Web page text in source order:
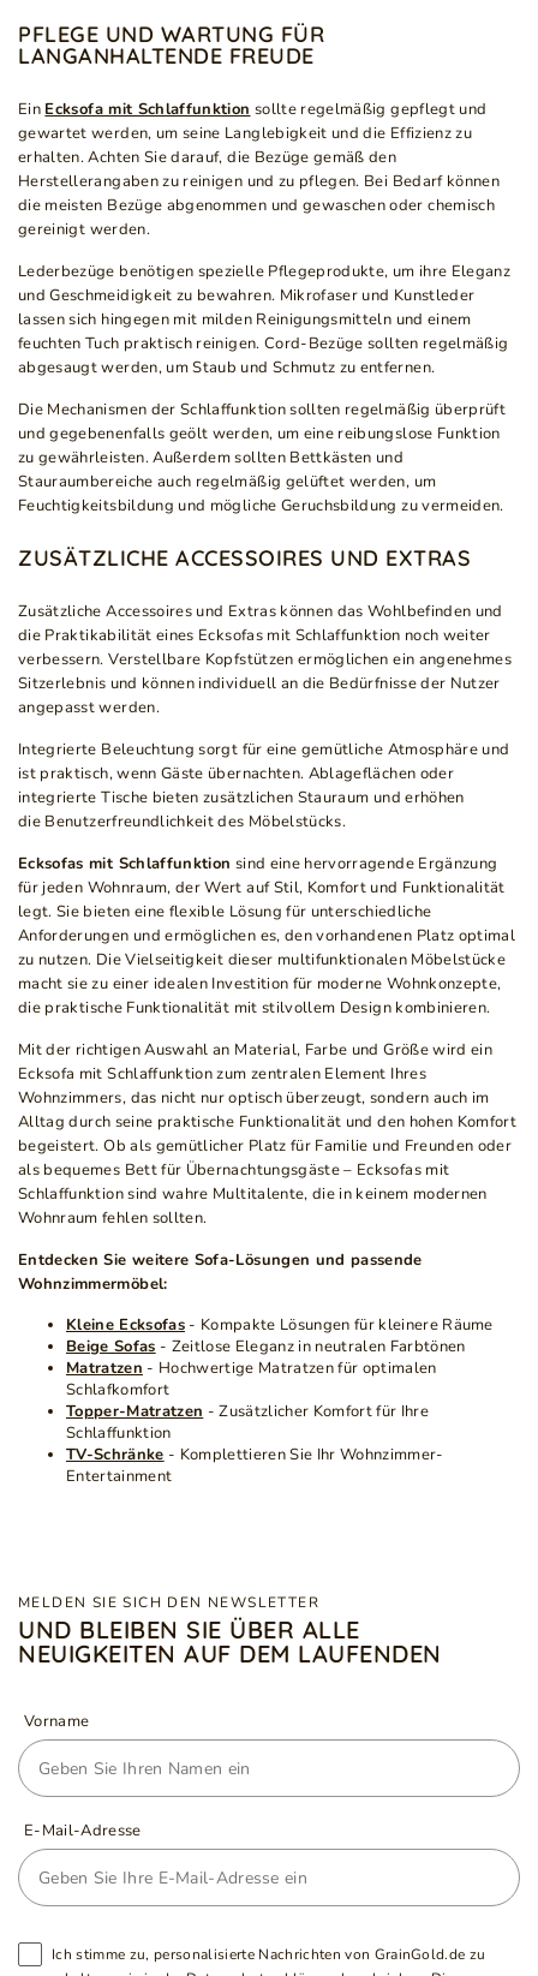
PFLEGE UND WARTUNG FÜR
LANGANHALTENDE FREUDE
Ein Ecksofa mit Schlaffunktion sollte regelmäßig gepflegt und
gewartet werden, um seine Langlebigkeit und die Effizienz zu
erhalten. Achten Sie darauf, die Bezüge gemäß den
Herstellerangaben zu reinigen und zu pflegen. Bei Bedarf können
die meisten Bezüge abgenommen und gewaschen oder chemisch
gereinigt werden.
Lederbezüge benötigen spezielle Pflegeprodukte, um ihre Eleganz
und Geschmeidigkeit zu bewahren. Mikrofaser und Kunstleder
lassen sich hingegen mit milden Reinigungsmitteln und einem
feuchten Tuch praktisch reinigen. Cord-Bezüge sollten regelmäßig
abgesaugt werden, um Staub und Schmutz zu entfernen.
Die Mechanismen der Schlaffunktion sollten regelmäßig überprüft
und gegebenenfalls geölt werden, um eine reibungslose Funktion
zu gewährleisten. Außerdem sollten Bettkästen und
Stauraumbereiche auch regelmäßig gelüftet werden, um
Feuchtigkeitsbildung und mögliche Geruchsbildung zu vermeiden.
ZUSÄTZLICHE ACCESSOIRES UND EXTRAS
Zusätzliche Accessoires und Extras können das Wohlbefinden und
die Praktikabilität eines Ecksofas mit Schlaffunktion noch weiter
verbessern. Verstellbare Kopfstützen ermöglichen ein angenehmes
Sitzerlebnis und können individuell an die Bedürfnisse der Nutzer
angepasst werden.
Integrierte Beleuchtung sorgt für eine gemütliche Atmosphäre und
ist praktisch, wenn Gäste übernachten. Ablageflächen oder
integrierte Tische bieten zusätzlichen Stauraum und erhöhen
die Benutzerfreundlichkeit des Möbelstücks.
Ecksofas mit Schlaffunktion sind eine hervorragende Ergänzung
für jeden Wohnraum, der Wert auf Stil, Komfort und Funktionalität
legt. Sie bieten eine flexible Lösung für unterschiedliche
Anforderungen und ermöglichen es, den vorhandenen Platz optimal
zu nutzen. Die Vielseitigkeit dieser multifunktionalen Möbelstücke
macht sie zu einer idealen Investition für moderne Wohnkonzepte,
die praktische Funktionalität mit stilvollem Design kombinieren.
Mit der richtigen Auswahl an Material, Farbe und Größe wird ein
Ecksofa mit Schlaffunktion zum zentralen Element Ihres
Wohnzimmers, das nicht nur optisch überzeugt, sondern auch im
Alltag durch seine praktische Funktionalität und den hohen Komfort
begeistert. Ob als gemütlicher Platz für Familie und Freunden oder
als bequemes Bett für Übernachtungsgäste – Ecksofas mit
Schlaffunktion sind wahre Multitalente, die in keinem modernen
Wohnraum fehlen sollten.
Entdecken Sie weitere Sofa-Lösungen und passende
Wohnzimmermöbel:
Kleine Ecksofas- Kompakte Lösungen für kleinere Räume
Beige Sofas - Zeitlose Eleganz in neutralen Farbtönen
Matratzen - Hochwertige Matratzen für optimalen
Schlafkomfort
Topper-Matratzen - Zusätzlicher Komfort für Ihre
Schlaffunktion
TV-Schränke - Komplettieren Sie Ihr Wohnzimmer-
Entertainment
MELDEN SIE SICH DEN NEWSLETTER
UND BLEIBEN SIE ÜBER ALLE
NEUIGKEITEN AUF DEM LAUFENDEN
Vorname
E-Mail-Adresse
Ich stimme zu, personalisierte Nachrichten von GrainGold.de zu